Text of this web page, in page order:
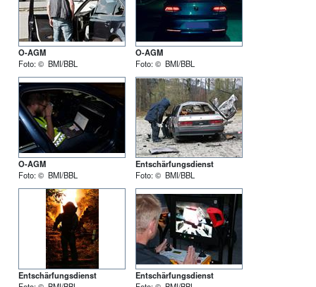
O-AGM
Foto: © BMI/BBL
O-AGM
Foto: © BMI/BBL
O-AGM
Foto: © BMI/BBL
Entschärfungsdienst
Foto: © BMI/BBL
Entschärfungsdienst
Entschärfungsdienst